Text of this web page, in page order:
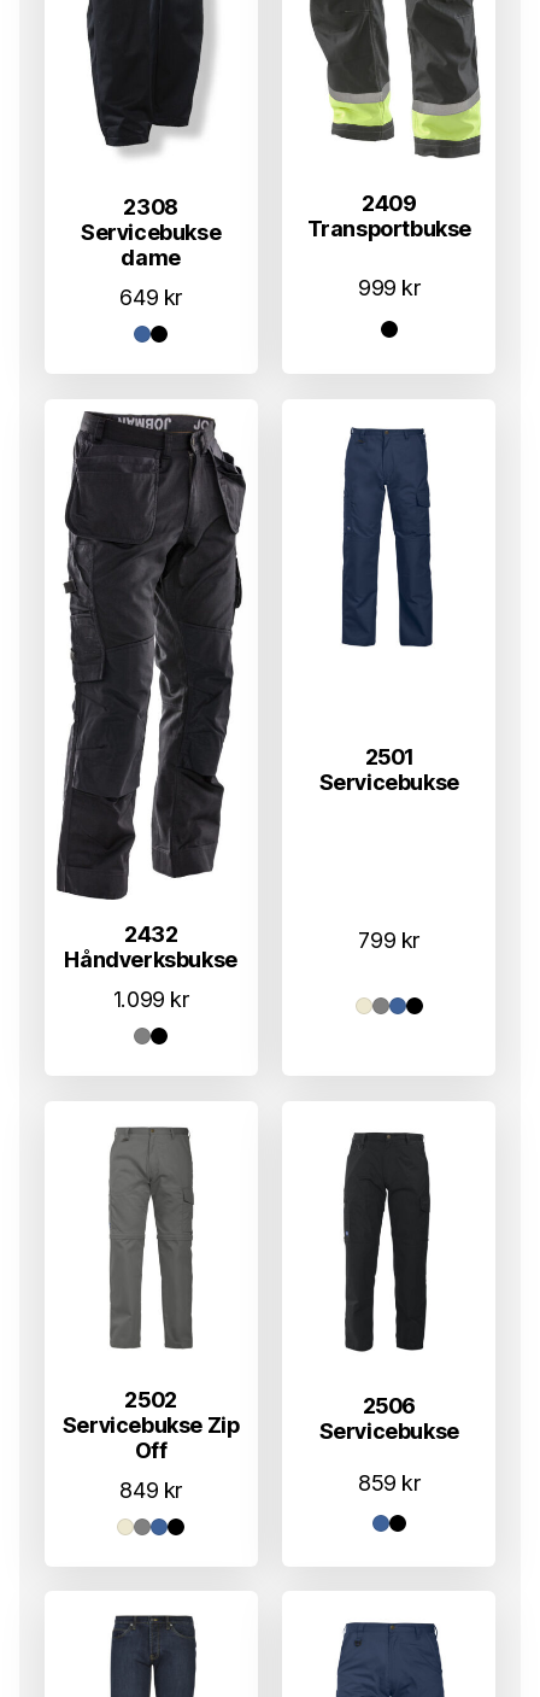
2308
Servicebukse
dame
649 kr
2409
Transportbukse
999 kr
2432
Håndverksbukse
1.099 kr
2501
Servicebukse
799 kr
2502
Servicebukse Zip
Off
849 kr
2506
Servicebukse
859 kr